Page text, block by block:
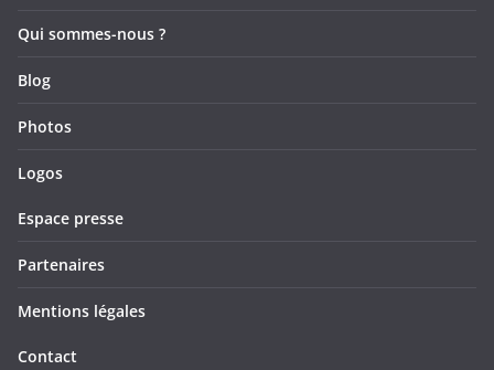
Qui sommes-nous ?
Blog
Photos
Logos
Espace presse
Partenaires
Mentions légales
Contact